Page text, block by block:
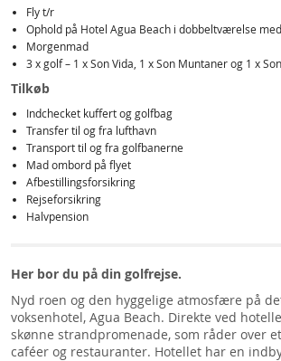
Fly t/r
Ophold på Hotel Agua Beach i dobbeltværelse
Morgenmad
3 x golf – 1 x Son Vida, 1 x Son Muntaner og 1 x
Tilkøb
Indchecket kuffert og golfbag
Transfer til og fra lufthavn
Transport til og fra golfbanerne
Mad ombord på flyet
Afbestillingsforsikring
Rejseforsikring
Halvpension
Her bor du på din golfrejse.
Nyd roen og den hyggelige atmosfære på
voksenhotel, Agua Beach. Direkte ved
skønne strandpromenade, som råder over
caféer og restauranter. Hotellet har en